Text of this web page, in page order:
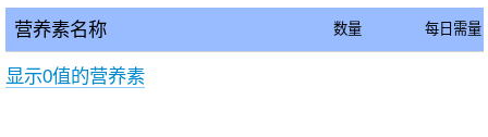
营养素名称 数量 每日需量
显示0值的营养素